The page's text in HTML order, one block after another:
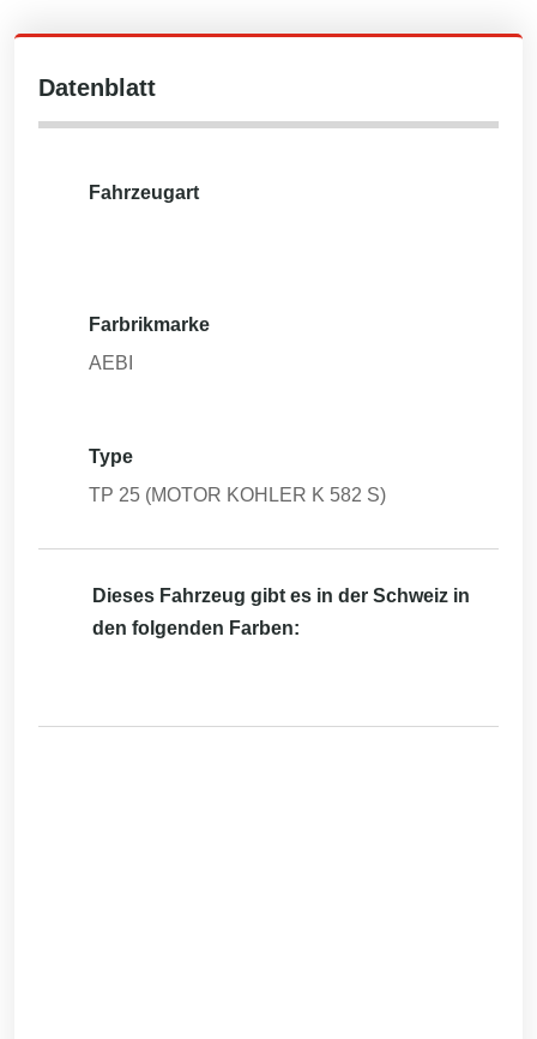
Datenblatt
Fahrzeugart
Farbrikmarke
AEBI
Type
TP 25 (MOTOR KOHLER K 582 S)
Dieses Fahrzeug gibt es in der Schweiz in
den folgenden Farben: